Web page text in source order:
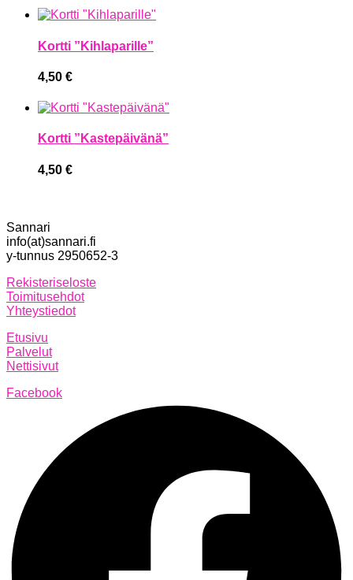
Kortti ”Kihlaparille”
4,50 €
Kortti ”Kastepäivänä”
4,50 €
Sannari
info(at)sannari.fi
y-tunnus 2950652-3
Rekisteriseloste
Toimitusehdot
Yhteystiedot
Etusivu
Palvelut
Nettisivut
Facebook